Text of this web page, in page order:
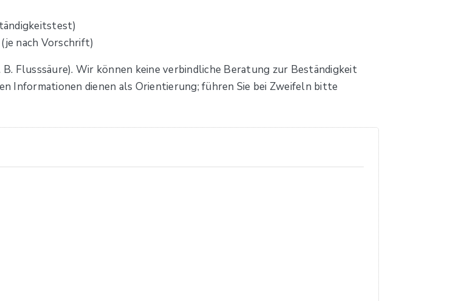
nach Vorschrift)
Flusssäure). Wir können keine verbindliche Beratung zur Beständigkeit
Informationen dienen als Orientierung; führen Sie bei Zweifeln bitte